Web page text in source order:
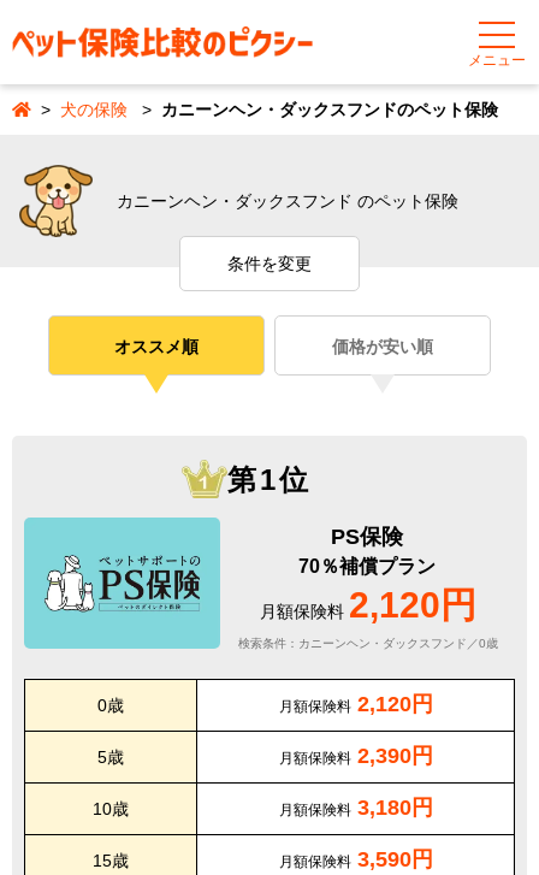
メニュー
犬の保険 カニーンヘン・ダックスフンドのペット保険
カニーンヘン・ダックスフンド のペット保険
条件を変更
オススメ順 価格が安い順
第1位
PS保険
70％補償プラン
月額保険料 2,120円
検索条件：カニーンヘン・ダックスフンド／0歳
0歳 月額保険料 2,120円
5歳 月額保険料 2,390円
10歳 月額保険料 3,180円
15歳 月額保険料 3,590円